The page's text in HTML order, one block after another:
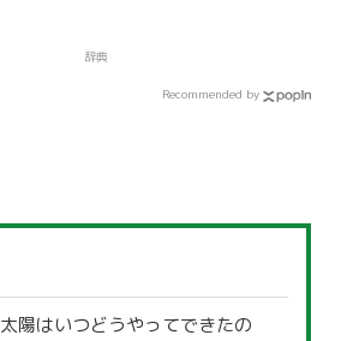
辞典
Recommended by
太陽はいつどうやってできたの